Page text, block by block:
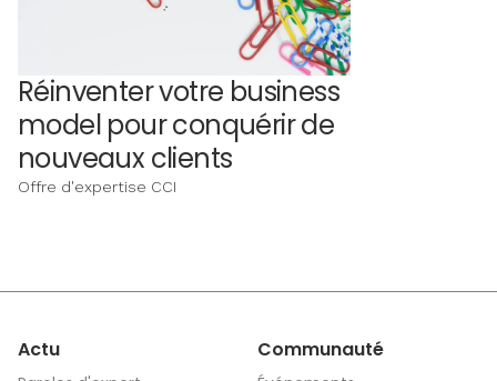
Réinventer votre business
model pour conquérir de
nouveaux clients
Offre d'expertise CCI
Actu Communauté